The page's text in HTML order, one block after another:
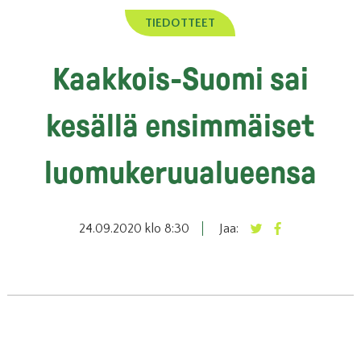
TIEDOTTEET
Kaakkois-Suomi sai
kesällä ensimmäiset
luomukeruualueensa
24.09.2020 klo 8:30 Jaa: